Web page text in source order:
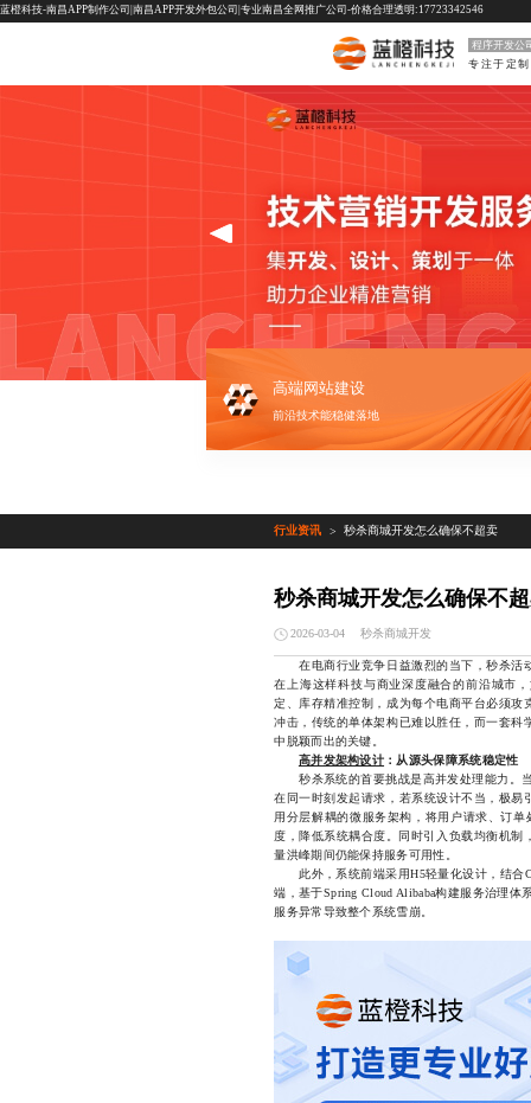
蓝橙科技-南昌APP制作公司|南昌APP开发外包公司|专业南昌全网推广公司-价格合理透明:17723342546
程序开发公
高端网站建设
前沿技术能稳健落地
行业资讯 > 秒杀商城开发怎么确保不超卖
秒杀商城开发怎么确保不
2026-03-04 秒杀商城开发
在电商行业竞争日益激烈的当下，秒杀活
在上海这样科技与商业深度融合的前沿城市
定、库存精准控制，成为每个电商平台必须
冲击，传统的单体架构已难以胜任，而一套科
中脱颖而出的关键。
高并发架构设计 ：从源头保障系统稳定性
秒杀系统的首要挑战是高并发处理能力。当
在同一时刻发起请求，若系统设计不当，极
用分层解耦的微服务架构，将用户请求、订
度，降低系统耦合度。同时引入负载均衡机制
量洪峰期间仍能保持服务可用性。
此外，系统前端采用H5轻量化设计，结合
端，基于Spring Cloud Alibaba构建服务治理体
服务异常导致整个系统雪崩。